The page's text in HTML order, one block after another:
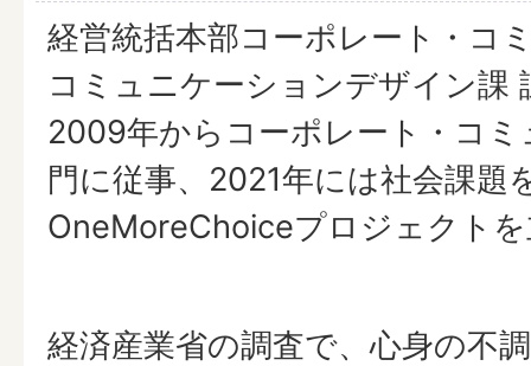
経営統括本部コーポレート・コ
コミュニケーションデザイン課
2009年からコーポレート・コ
門に従事、2021年には社会課題
OneMoreChoiceプロジェクト
経済産業省の調査で、心身の不